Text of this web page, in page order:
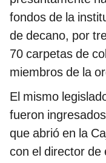
fondos de la
de decano, por
70 carpetas de
miembros de la
El mismo
fueron
que abrió en la
con el director